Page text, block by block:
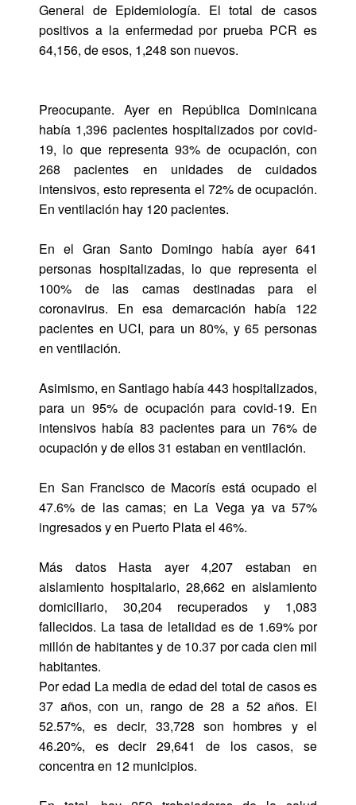
General de Epidemiología. El total de casos
positivos a la enfermedad por prueba PCR es
64,156, de esos, 1,248 son nuevos.
Preocupante. Ayer en República Dominicana
había 1,396 pacientes hospitalizados por covid-
19, lo que representa 93% de ocupación, con
268 pacientes en unidades de cuidados
intensivos, esto representa el 72% de ocupación.
En ventilación hay 120 pacientes.
En el Gran Santo Domingo había ayer 641
personas hospitalizadas, lo que representa el
100% de las camas destinadas para el
coronavirus. En esa demarcación había 122
pacientes en UCI, para un 80%, y 65 personas
en ventilación.
Asimismo, en Santiago había 443 hospitalizados,
para un 95% de ocupación para covid-19. En
intensivos había 83 pacientes para un 76% de
ocupación y de ellos 31 estaban en ventilación.
En San Francisco de Macorís está ocupado el
47.6% de las camas; en La Vega ya va 57%
ingresados y en Puerto Plata el 46%.
Más datos Hasta ayer 4,207 estaban en
aislamiento hospitalario, 28,662 en aislamiento
domiciliario, 30,204 recuperados y 1,083
fallecidos. La tasa de letalidad es de 1.69% por
millón de habitantes y de 10.37 por cada cien mil
habitantes.
Por edad La media de edad del total de casos es
37 años, con un, rango de 28 a 52 años. El
52.57%, es decir, 33,728 son hombres y el
46.20%, es decir 29,641 de los casos, se
concentra en 12 municipios.